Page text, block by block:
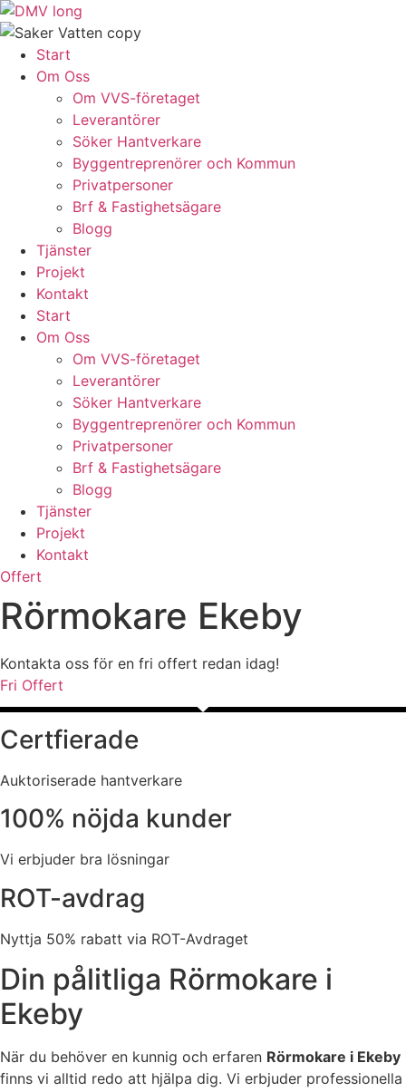
Skip
to
contentStart
Om Oss
Om VVS-företaget
Leverantörer
Söker Hantverkare
Byggentreprenörer och Kommun
Privatpersoner
Brf & Fastighetsägare
Blogg
Tjänster
Projekt
Kontakt
Start
Om Oss
Om VVS-företaget
Leverantörer
Söker Hantverkare
Byggentreprenörer och Kommun
Privatpersoner
Brf & Fastighetsägare
Blogg
Tjänster
Projekt
Kontakt
Offert
Rörmokare Ekeby
Kontakta oss för en fri offert redan idag!
Fri Offert
Certfierade
Auktoriserade hantverkare
100% nöjda kunder
Vi erbjuder bra lösningar
ROT-avdrag
Nyttja 50% rabatt via ROT-Avdraget
Din pålitliga Rörmokare i
Ekeby
När du behöver en kunnig och erfaren Rörmokare i Ekeby
finns vi alltid redo att hjälpa dig. Vi erbjuder professionella